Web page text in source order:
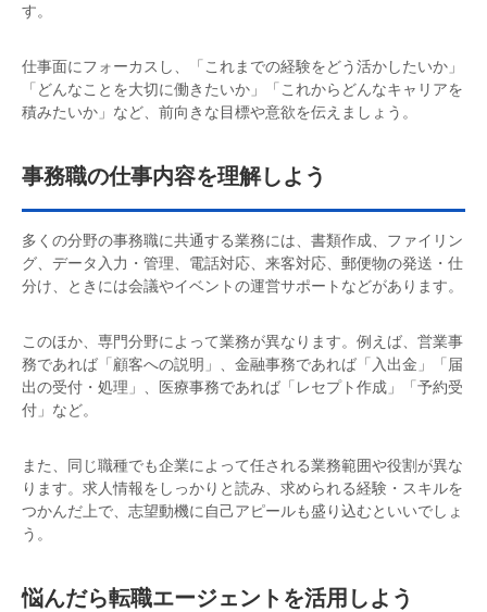
す。
仕事面にフォーカスし、「これまでの経験をどう活かしたいか」
「どんなことを大切に働きたいか」「これからどんなキャリアを
積みたいか」など、前向きな目標や意欲を伝えましょう。
事務職の仕事内容を理解しよう
多くの分野の事務職に共通する業務には、書類作成、ファイリン
グ、データ入力・管理、電話対応、来客対応、郵便物の発送・仕
分け、ときには会議やイベントの運営サポートなどがあります。
このほか、専門分野によって業務が異なります。例えば、営業事
務であれば「顧客への説明」、金融事務であれば「入出金」「届
出の受付・処理」、医療事務であれば「レセプト作成」「予約受
付」など。
また、同じ職種でも企業によって任される業務範囲や役割が異な
ります。求人情報をしっかりと読み、求められる経験・スキルを
つかんだ上で、志望動機に自己アピールも盛り込むといいでしょ
う。
悩んだら転職エージェントを活用しよう